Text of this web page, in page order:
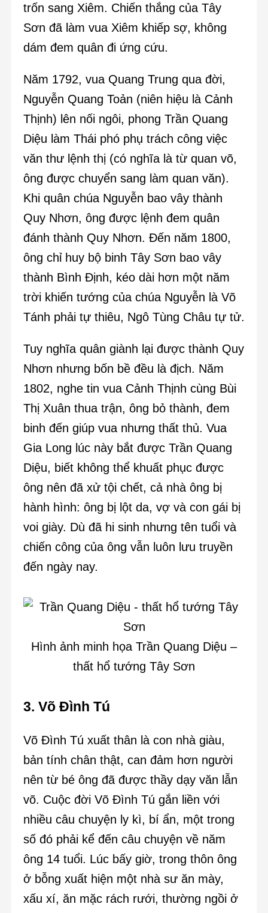
trốn sang Xiêm. Chiến thắng của Tây
Sơn đã làm vua Xiêm khiếp sợ, không
dám đem quân đi ứng cứu.
Năm 1792, vua Quang Trung qua đời,
Nguyễn Quang Toản (niên hiệu là Cảnh
Thịnh) lên nối ngôi, phong Trần Quang
Diệu làm Thái phó phụ trách công việc
văn thư lệnh thị (có nghĩa là từ quan võ,
ông được chuyển sang làm quan văn).
Khi quân chúa Nguyễn bao vây thành
Quy Nhơn, ông được lệnh đem quân
đánh thành Quy Nhơn. Đến năm 1800,
ông chỉ huy bộ binh Tây Sơn bao vây
thành Bình Định, kéo dài hơn một năm
trời khiến tướng của chúa Nguyễn là Võ
Tánh phải tự thiêu, Ngô Tùng Châu tự tử.
Tuy nghĩa quân giành lại được thành Quy
Nhơn nhưng bốn bề đều là địch. Năm
1802, nghe tin vua Cảnh Thịnh cùng Bùi
Thị Xuân thua trận, ông bỏ thành, đem
binh đến giúp vua nhưng thất thủ. Vua
Gia Long lúc này bắt được Trần Quang
Diệu, biết không thể khuất phục được
ông nên đã xử tội chết, cả nhà ông bị
hành hình: ông bị lột da, vợ và con gái bị
voi giày. Dù đã hi sinh nhưng tên tuổi và
chiến công của ông vẫn luôn lưu truyền
đến ngày nay.
Hình ảnh minh họa Trần Quang Diệu –
thất hổ tướng Tây Sơn
3. Võ Đình Tú
Võ Đình Tú xuất thân là con nhà giàu,
bản tính chân thật, can đảm hơn người
nên từ bé ông đã được thầy dạy văn lẫn
võ. Cuộc đời Võ Đình Tú gắn liền với
nhiều câu chuyện ly kì, bí ẩn, một trong
số đó phải kể đến câu chuyện về năm
ông 14 tuổi. Lúc bấy giờ, trong thôn ông
ở bỗng xuất hiện một nhà sư ăn mày,
xấu xí, ăn mặc rách rưới, thường ngồi ở